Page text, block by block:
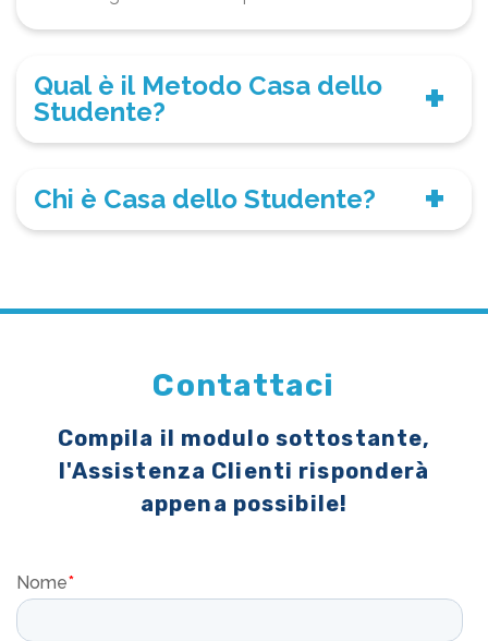
Qual è il Metodo Casa dello
Studente?
Chi è Casa dello Studente?
Contattaci
Compila il modulo sottostante,
l'Assistenza Clienti risponderà
appena possibile!